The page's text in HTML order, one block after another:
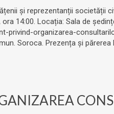
și reprezentanții societății
14:00. Locația: Sala de
organizarea-
Soroca. Prezența și